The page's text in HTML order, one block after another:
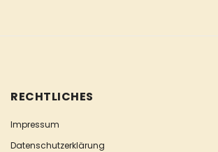
RECHTLICHES
Impressum
Datenschutzerklärung